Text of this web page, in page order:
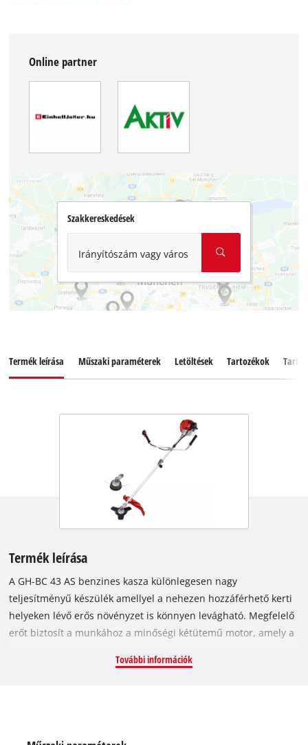
Online partner
Szakkereskedések
Irányítószám vagy város
Termék leírása Műszaki paraméterek Letöltések Tartozékok
Termék leírása
A GH-BC 43 AS benzines kasza különlegesen nagy
teljesítményű készülék amellyel a nehezen hozzáférhető kerti
helyeken lévő erős növényzet is könnyen levágható. Megfelelő
erőt biztosít a munkához a minőségi kétütemű motor, amely a
segítségével különlegesen nyugodt menetű, alacsony
További információk